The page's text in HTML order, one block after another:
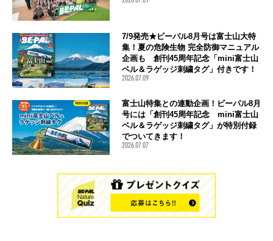
7/9発売★ビーパル8月号は富士山大特
集！夏の危険生物 完全防御マニュアル
企画も 創刊45周年記念「mini富士山
ベル＆ラゲッジ刺繍タグ」付きです！
2026.07.09
富士山特集との連動企画！ビーパル8月
号には「創刊45周年記念 mini富士山
ベル＆ラゲッジ刺繍タグ」が特別付録
でついてきます！
2026.07.07